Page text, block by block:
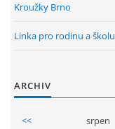
Kroužky Brno
Linka pro rodinu a
ARCHIV
<< srpen